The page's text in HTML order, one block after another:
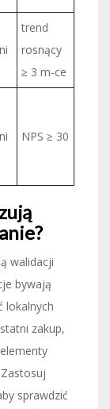
trend
rosnący
≥ 3 m-ce
NPS ≥ 30
walidacji
bywają
lokalnych
zakup,
sprawdzić